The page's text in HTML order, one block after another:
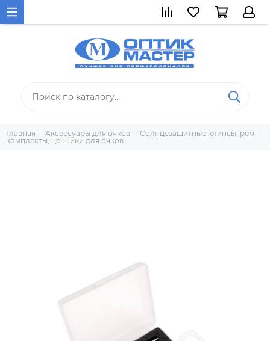
Главная Аксессуары для очков
Солнцезащитные клипсы, рем-
комплекты, ценники для очков